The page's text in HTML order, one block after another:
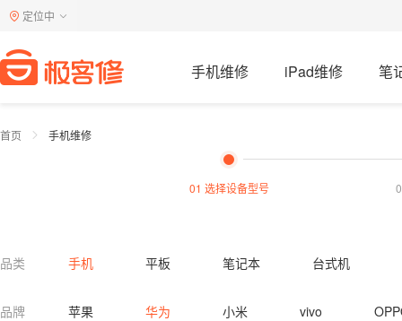
定位中
手机维修 iPad维修 笔
首页 手机维修
01 选择设备型号
品类 手机 平板 笔记本
台式机
品牌 苹果 华为 小米 vivo